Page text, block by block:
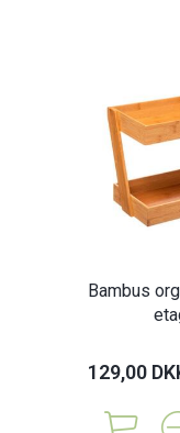
Bambus
129,00